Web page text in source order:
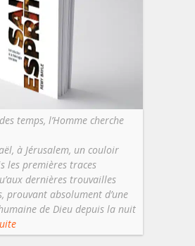
temps, l’Homme cherche
à Jérusalem, un couloir
les premières traces
dernières trouvailles
prouvant absolument d’une
de Dieu depuis la nuit